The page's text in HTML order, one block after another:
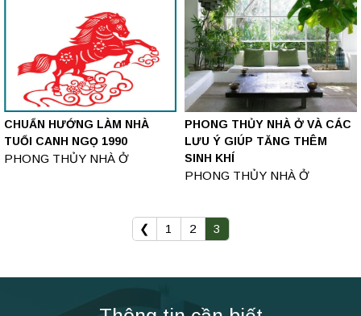
CHUẨN HƯỚNG LÀM NHÀ
TUỔI CANH NGỌ 1990
PHONG THỦY NHÀ Ở
PHONG THỦY NHÀ Ở VÀ CÁC
LƯU Ý GIÚP TĂNG THÊM
SINH KHÍ
PHONG THỦY NHÀ Ở
❮ 1 2 3